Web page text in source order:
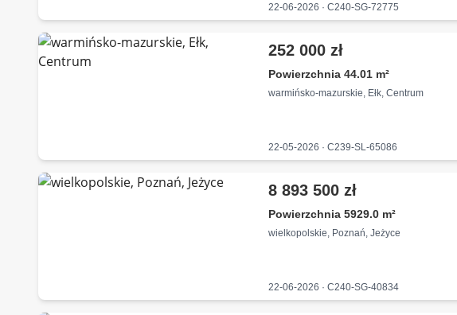
22-06-2026 · C240-SG-72775
252 000 zł
Powierzchnia 44.01 m²
warmińsko-mazurskie, Ełk, Centrum
22-05-2026 · C239-SL-65086
8 893 500 zł
Powierzchnia 5929.0 m²
wielkopolskie, Poznań, Jeżyce
22-06-2026 · C240-SG-40834